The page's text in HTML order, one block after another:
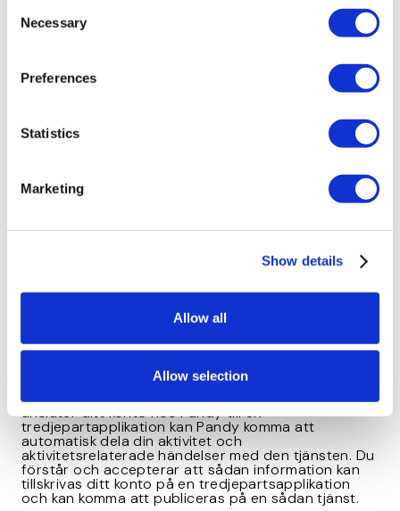
Selection
Necessary
Preferences
Statistics
Marketing
Show details
Allow all
Allow selection
För att genomdriva denna integritetspolicy, samtliga
att skydda dina rättigheter och egendom eller
säkerställa säkerhet för Pandy, dess användare eller
någon annan person, eller upphovsrättsskyddat
annat innehåll som påverkas av vad du befinner dig
och din plats i förhållande till Pandys medarbetare.
5. Delande av information
Detta avsnitt beskriver hur den information som
Pandys tjänster kan delas av dig eller oss.
Tredjepartsapplikationer
Baserat på ditt samtycke kan ytterligare information
komma att delas med tredjepartsapplikationer och
med andra genom tredjepartapplikationer. Om du
ansluter ditt konto hos Pandy till en
tredjepartapplikation kan Pandy komma att
automatisk dela din aktivitet och
aktivitetsrelaterade händelser med den tjänsten. Du
förstår och accepterar att sådan information kan
tillskrivas ditt konto på en tredjepartsapplikation
och kan komma att publiceras på en sådan tjänst.